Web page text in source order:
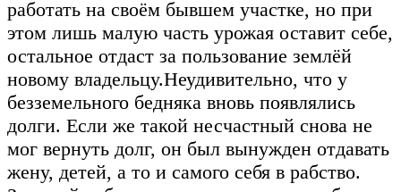
работать на своём бывшем участке, но при
этом лишь малую часть урожая оставит себе,
остальное отдаст за пользование землёй
новому владельцу.Неудивительно, что у
безземельного бедняка вновь появлялись
долги. Если же такой несчастный снова не
мог вернуть долг, он был вынужден отдавать
жену, детей, а то и самого себя в рабство.